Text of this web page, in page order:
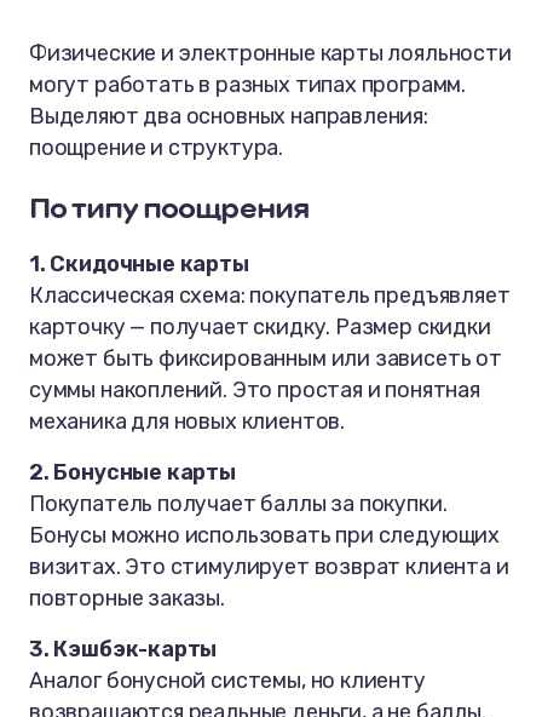
Физические и электронные карты лояльности
могут работать в разных типах программ.
Выделяют два основных направления:
поощрение и структура.
По типу поощрения
1. Скидочные карты
Классическая схема: покупатель предъявляет
карточку — получает скидку. Размер скидки
может быть фиксированным или зависеть от
суммы накоплений. Это простая и понятная
механика для новых клиентов.
2. Бонусные карты
Покупатель получает баллы за покупки.
Бонусы можно использовать при следующих
визитах. Это стимулирует возврат клиента и
повторные заказы.
3. Кэшбэк-карты
Аналог бонусной системы, но клиенту